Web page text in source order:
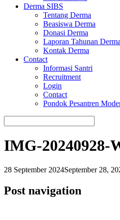
Derma SIBS
Tentang Derma
Beasiswa Derma
Donasi Derma
Laporan Tahunan Derma
Kontak Derma
Contact
Informasi Santri
Recruitment
Login
Contact
Pondok Pesantren
IMG-20240928-
28 September 2024September 28,
Post navigation